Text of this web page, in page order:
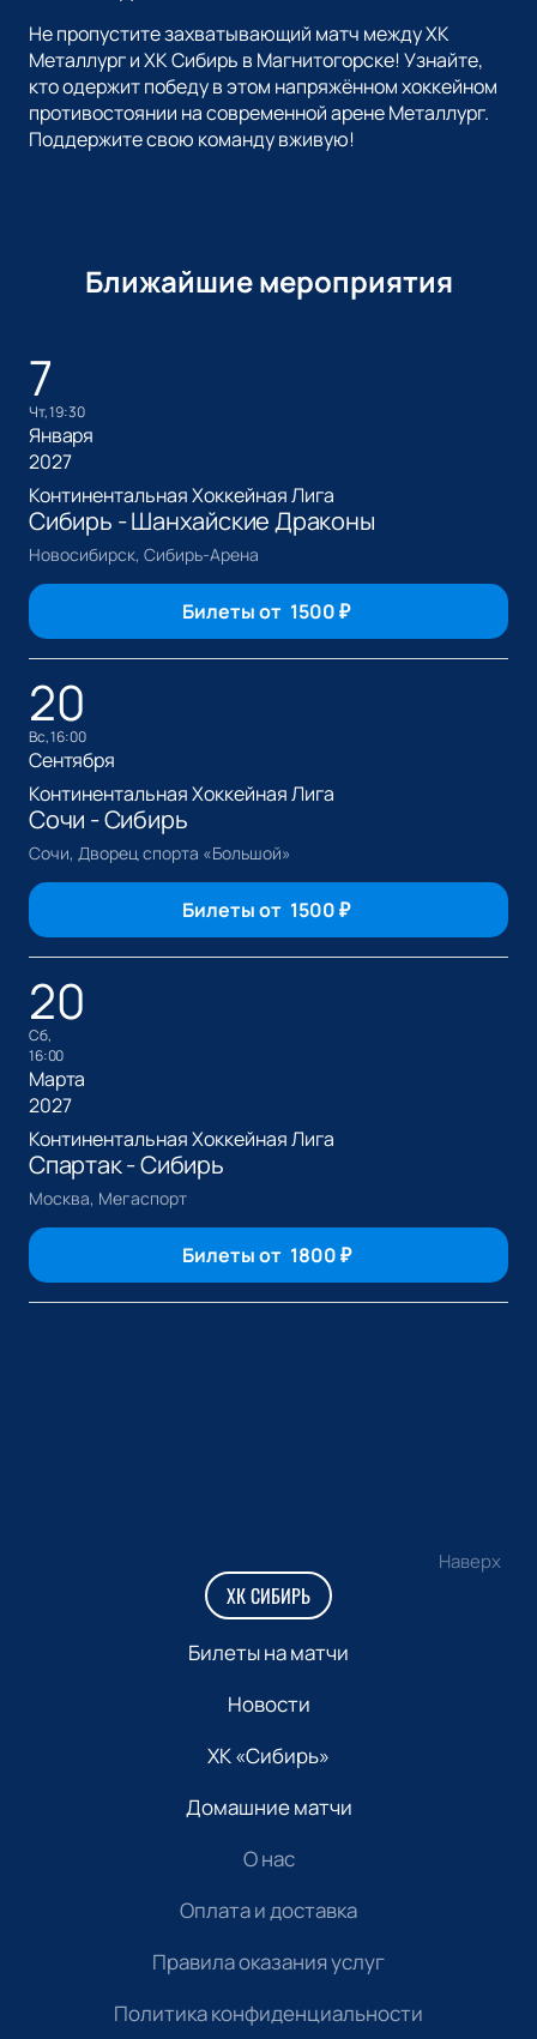
Не пропустите захватывающий матч между ХК
Металлург и ХК Сибирь в Магнитогорске! Узнайте,
кто одержит победу в этом напряжённом хоккейном
противостоянии на современной арене Металлург.
Поддержите свою команду вживую!
Ближайшие мероприятия
7
чт, 19:30
Января
2027
Континентальная Хоккейная Лига
Сибирь - Шанхайские Драконы
Новосибирск, Сибирь-Арена
Билеты от 1500₽
20
вс, 16:00
Сентября
Континентальная Хоккейная Лига
Сочи - Сибирь
Сочи, Дворец спорта «Большой»
Билеты от 1500₽
20
сб,
16:00
Марта
2027
Континентальная Хоккейная Лига
Спартак - Сибирь
Москва, Мегаспорт
Билеты от 1800₽
Наверх
ХК СИБИРЬ
Билеты на матчи
Новости
ХК «Сибирь»
Домашние матчи
О нас
Оплата и доставка
Правила оказания услуг
Политика конфиденциальности